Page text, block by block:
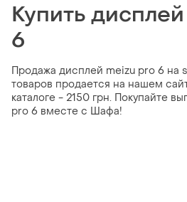
Купить
6
Продажа дисплей meizu pro 6 на
товаров продается на нашем
каталоге - 2150 грн. Покупайте
pro 6 вместе с Шафа!